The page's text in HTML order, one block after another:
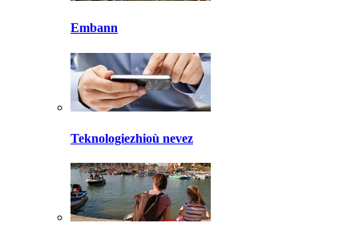
Embann
Teknologiezhioù nevez